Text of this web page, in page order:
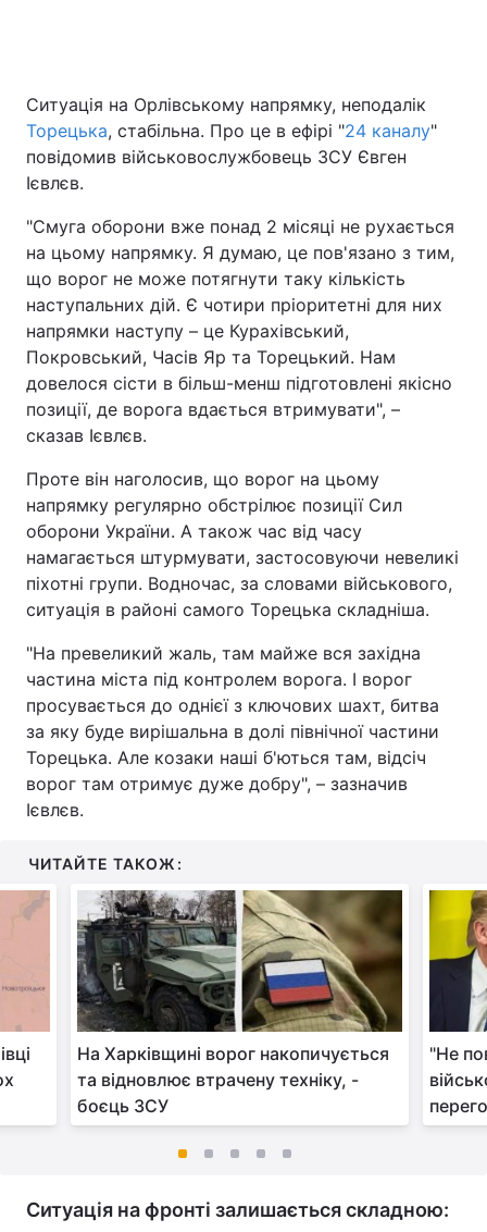
Ситуація на Орлівському напрямку, неподалік
Торецька, стабільна. Про це в ефірі "24 каналу"
повідомив військовослужбовець ЗСУ Євген
Ієвлєв.
"Смуга оборони вже понад 2 місяці не рухається
на цьому напрямку. Я думаю, це пов'язано з тим,
що ворог не може потягнути таку кількість
наступальних дій. Є чотири пріоритетні для них
напрямки наступу – це Курахівський,
Покровський, Часів Яр та Торецький. Нам
довелося сісти в більш-менш підготовлені якісно
позиції, де ворога вдається втримувати", –
сказав Ієвлєв.
Проте він наголосив, що ворог на цьому
напрямку регулярно обстрілює позиції Сил
оборони України. А також час від часу
намагається штурмувати, застосовуючи невеликі
піхотні групи. Водночас, за словами військового,
ситуація в районі самого Торецька складніша.
"На превеликий жаль, там майже вся західна
частина міста під контролем ворога. І ворог
просувається до однієї з ключових шахт, битва
за яку буде вирішальна в долі північної частини
Торецька. Але козаки наші б'ються там, відсіч
ворог там отримує дуже добру", – зазначив
Ієвлєв.
ЧИТАЙТЕ ТАКОЖ:
На Харківщині ворог накопичується
та відновлює втрачену техніку, -
боєць ЗСУ
"Не
Ситуація на фронті залишається складною: